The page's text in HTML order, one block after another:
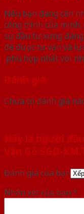
Nếu bạn đang cân
công trình của mình,
sự đầu tư xứng
để được tư vấn và
phù hợp nhất với
Đánh giá
Chưa có đánh giá
Hãy là người
Vân Gỗ SGD-
Đánh giá của bạn
Nhận xét của bạn *